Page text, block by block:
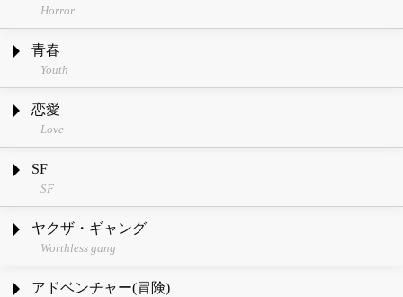
Horror
青春
Youth
恋愛
Love
SF
SF
ヤクザ・ギャング
Worthless gang
アドベンチャー(冒険)